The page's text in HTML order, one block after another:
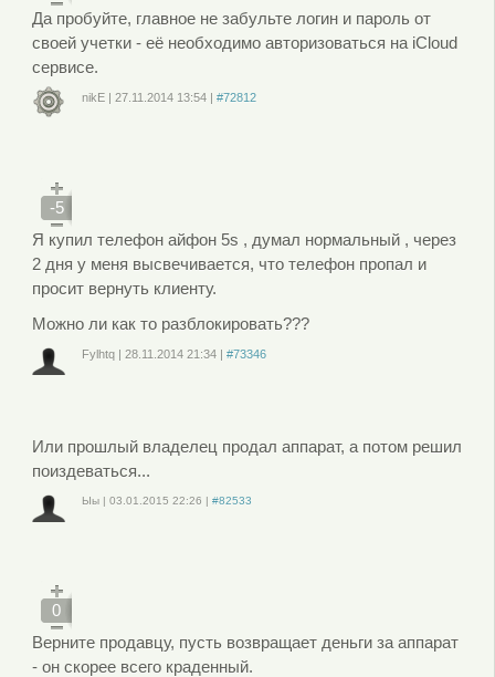
Да пробуйте, главное не забульте логин и пароль от
своей учетки - её необходимо авторизоваться на iCloud
сервисе.
nikE |27.11.2014 13:54 |#72812
-5
Я купил телефон айфон 5s , думал нормальный , через
2 дня у меня высвечивается, что телефон пропал и
просит вернуть клиенту.
Можно ли как то разблокировать???
Fylhtq |28.11.2014 21:34 |#73346
Или прошлый владелец продал аппарат, а потом решил
поиздеваться...
Ыы |03.01.2015 22:26 |#82533
0
Верните продавцу, пусть возвращает деньги за аппарат
- он скорее всего краденный.